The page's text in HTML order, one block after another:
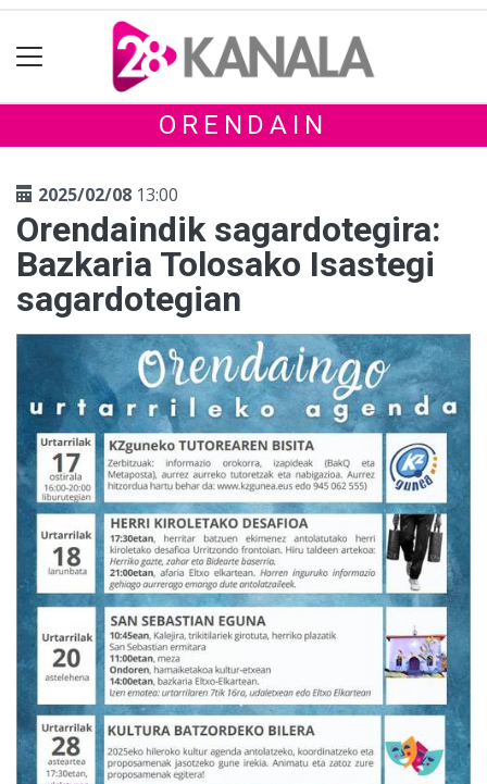
ORENDAIN
2025/02/08 13:00
Orendaindik sagardotegira:
Bazkaria Tolosako Isastegi
sagardotegian